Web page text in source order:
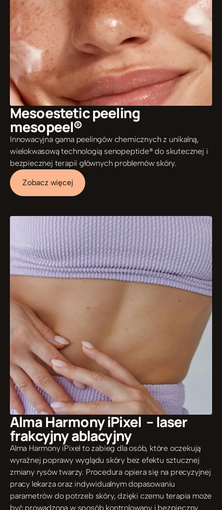
Mesoestetic peeling
mesopeel®
Innowacyjna gama peelingów chemicznych z unikalną,
wielokwasową technologią senopeptide® do skutecznej i
bezpiecznej terapii głównych problemów skóry.
Zobacz więcej
Alma Harmony iPixel  – laser
frakcyjny ablacyjny
Alma Harmony iPixel to zabieg dla osób, które oczekują
wyraźnej poprawy wyglądu skóry bez efektu sztucznej
zmiany rysów twarzy. Procedura opiera się na precyzyjnej
pracy lekarza oraz indywidualnym dopasowaniu
parametrów do potrzeb skóry, dzięki czemu terapia może
być prowadzona w sposób kontrolowany i bezpieczny.